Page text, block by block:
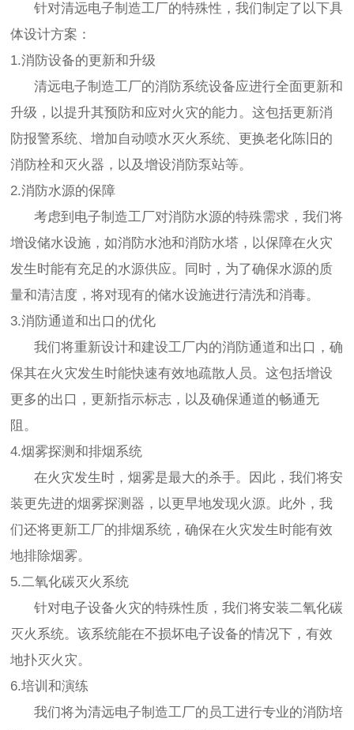
针对清远电子制造工厂的特殊性，我们制定了以下具
体设计方案：
1.消防设备的更新和升级
清远电子制造工厂的消防系统设备应进行全面更新和
升级，以提升其预防和应对火灾的能力。这包括更新消
防报警系统、增加自动喷水灭火系统、更换老化陈旧的
消防栓和灭火器，以及增设消防泵站等。
2.消防水源的保障
考虑到电子制造工厂对消防水源的特殊需求，我们将
增设储水设施，如消防水池和消防水塔，以保障在火灾
发生时能有充足的水源供应。同时，为了确保水源的质
量和清洁度，将对现有的储水设施进行清洗和消毒。
3.消防通道和出口的优化
我们将重新设计和建设工厂内的消防通道和出口，确
保其在火灾发生时能快速有效地疏散人员。这包括增设
更多的出口，更新指示标志，以及确保通道的畅通无
阻。
4.烟雾探测和排烟系统
在火灾发生时，烟雾是最大的杀手。因此，我们将安
装更先进的烟雾探测器，以更早地发现火源。此外，我
们还将更新工厂的排烟系统，确保在火灾发生时能有效
地排除烟雾。
5.二氧化碳灭火系统
针对电子设备火灾的特殊性质，我们将安装二氧化碳
灭火系统。该系统能在不损坏电子设备的情况下，有效
地扑灭火灾。
6.培训和演练
我们将为清远电子制造工厂的员工进行专业的消防培